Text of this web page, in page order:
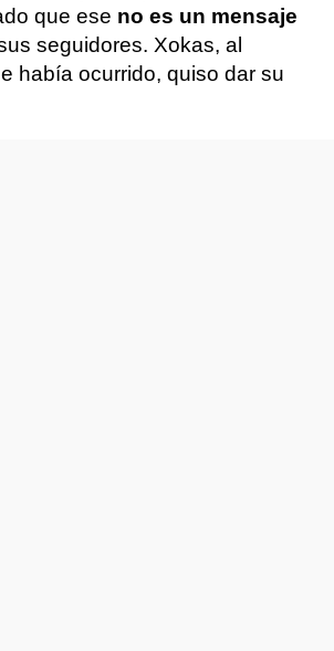
que ese no es un mensaje
seguidores. Xokas, al
había ocurrido, quiso dar su